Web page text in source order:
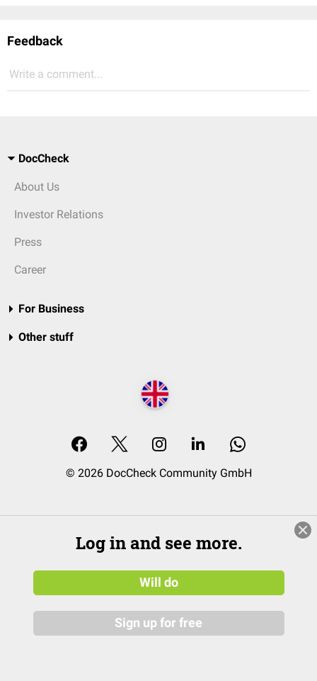
Feedback
Write a comment...
DocCheck
About Us
Investor Relations
Press
Career
For Business
Other stuff
© 2026 DocCheck Community GmbH
Log in and see more.
Will do
Sign up for free